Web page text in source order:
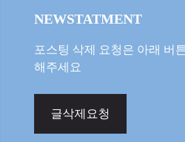
NEWSTATMENT
포스팅 삭제 요청은 아래 버
해주세요
글삭제요청